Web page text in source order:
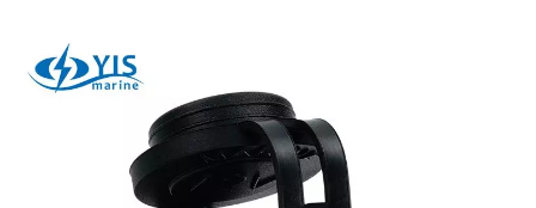
Электротехники | YIS
Marine